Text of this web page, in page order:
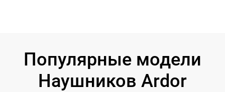
Популярные модели
Наушников Ardor